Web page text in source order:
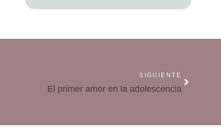
SIGUIENTE
El primer amor en la adolescencia